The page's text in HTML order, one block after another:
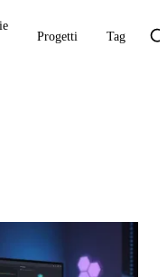
Progetti Tag